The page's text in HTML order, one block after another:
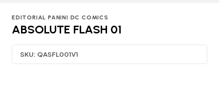
EDITORIAL PANINI DC COMICS
ABSOLUTE FLASH 01
SKU: QASFL001V1